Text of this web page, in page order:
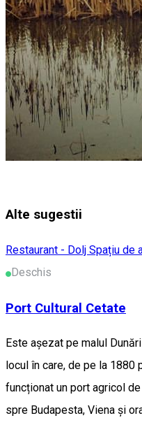
Alte sugestii
Restaurant - Dolj Spațiu de
Deschis
Port Cultural Cetate
Este așezat pe malul
locul în care, de pe la 1880
funcționat un port agricol
spre Budapesta, Viena și